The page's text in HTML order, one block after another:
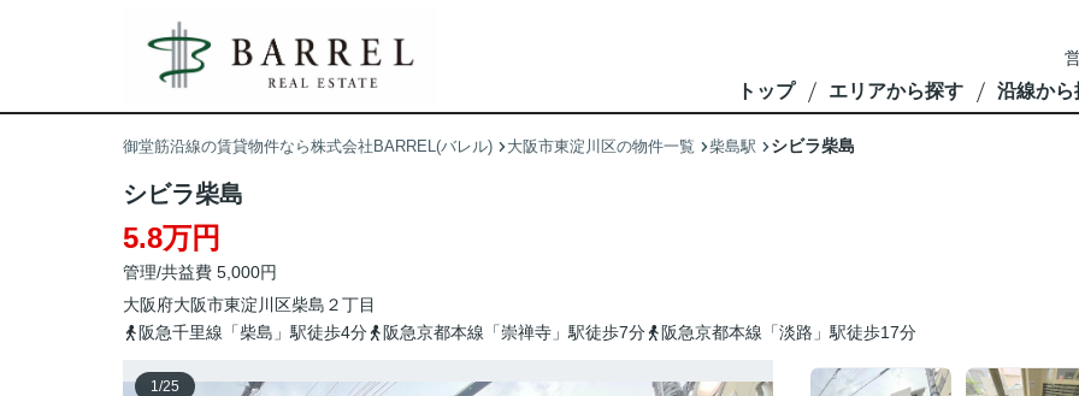
トップ エリアから探す 沿線から
御堂筋沿線の賃貸物件なら株式会社BARREL(バレル) 大阪市東淀川区の物件一覧 柴島駅 シビラ柴島
シビラ柴島
5.8万円
管理/共益費 5,000円
大阪府大阪市東淀川区柴島 ２丁目
阪急千里線「柴島」駅徒歩4分
阪急京都本線「崇禅寺」駅徒歩7分 阪急京都本線「淡路」駅徒歩17分
1/25